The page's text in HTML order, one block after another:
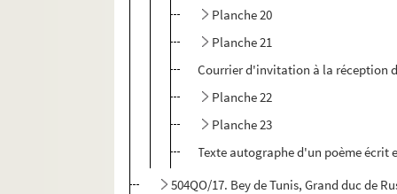
Planche 20
Planche 21
Courrier d'invitation à la réception
Planche 22
Planche 23
Texte autographe d'un poème écrit
504QO/17. Bey de Tunis, Grand duc de